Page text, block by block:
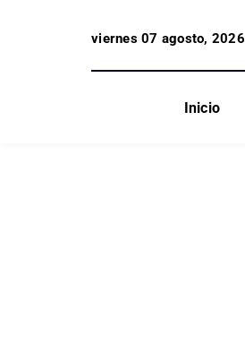
viernes 07 agosto, 2026
Inicio